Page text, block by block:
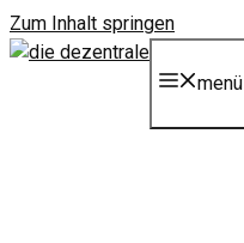
Zum Inhalt springen
menü